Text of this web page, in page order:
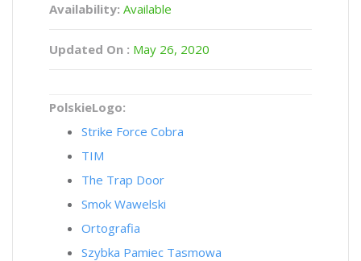
Availability: Available
Updated On : May 26, 2020
PolskieLogo:
Strike Force Cobra
TIM
The Trap Door
Smok Wawelski
Ortografia
Szybka Pamiec Tasmowa